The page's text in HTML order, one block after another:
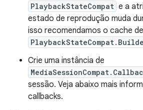
PlaybackStateCompat e a
estado de reprodução muda
isso recomendamos o cache de
Crie uma instância de
sessão. Veja abaixo mais
callbacks.